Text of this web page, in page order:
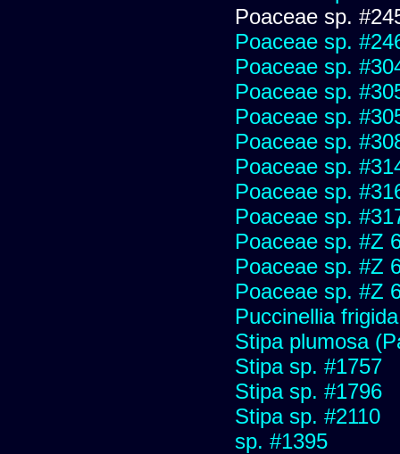
Poaceae sp.
Poaceae sp.
Poaceae sp.
Poaceae sp.
Poaceae sp.
Poaceae sp.
Poaceae sp.
Poaceae sp.
Poaceae sp.
Poaceae sp. #Z
Poaceae sp. #Z
Poaceae sp. #Z
Puccinellia frigida
Stipa plumosa
Stipa sp. #1757
Stipa sp. #1796
Stipa sp. #2110
sp. #1395